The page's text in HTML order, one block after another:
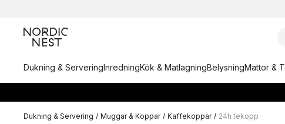
Dukning & ServeringInredningKök & MatlagningBelysningMattor &
Dukning & Servering / Muggar & Koppar / Kaffekoppar / 24h tekopp